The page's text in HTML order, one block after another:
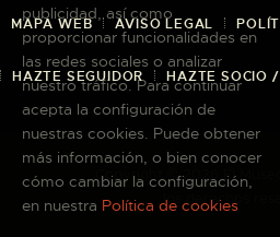
MAPA WEB AVISO LEGAL
HAZTE SEGUIDOR HAZTE SOCIO
Copyright © 2026 El
los derechos
publicidad, así como
proporcionar funcionalidades en
las redes sociales o analizar
nuestro tráfico. Para continuar
acepta la configuración de
nuestras cookies. Puede obtener
más información, o bien conocer
cómo cambiar la configuración,
en nuestra Política de cookies